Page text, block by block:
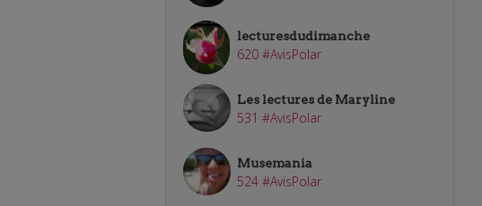
lecturesdudimanche
620 #AvisPolar
Les lectures de Maryline
531 #AvisPolar
Musemania
524 #AvisPolar